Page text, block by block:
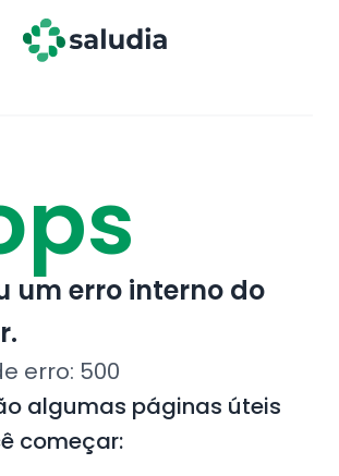
um erro interno do
erro: 500
algumas páginas úteis
começar: